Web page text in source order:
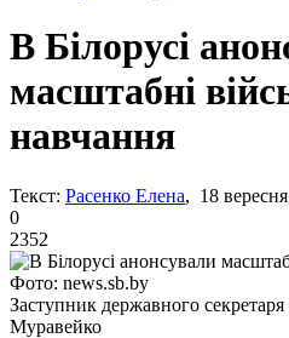
В Білорусі
масштабні
навчання
Текст: Расенко Елена, 18
0
2352
Фото: news.sb.by
Заступник державного
Муравейко